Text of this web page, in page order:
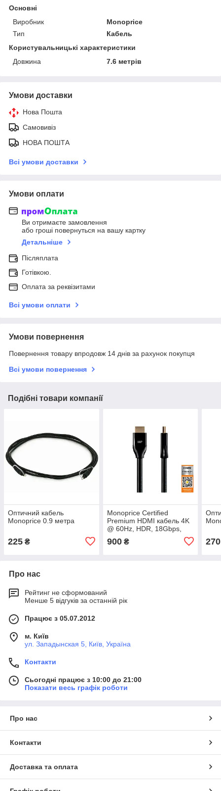
Основні
Виробник
Monoprice
Тип
Кабель
Користувальницькі характеристики
Довжина
7.6 метрів
Умови доставки
Нова Пошта
Самовивіз
НОВА ПОШТА
Всі умови доставки
Умови оплати
Ви отримаєте замовлення
або гроші повернуться на вашу картку
Детальніше
Післяплата
Готівкою.
Оплата за реквізитами
Всі умови оплати
Умови повернення
Повернення товару впродовж 14 днів за рахунок покупця
Всі умови повернення
Подібні товари компанії
Оптичний кабель
Monoprice 0.9 метра
225 ₴
Monoprice Certified
Premium HDMI кабель 4K
@ 60Hz, HDR, 18Gbps,
900₴ 270
Про нас
Рейтинг не сформований
Менше 5 відгуків за останній рік
Працює з 05.07.2012
м. Київ
ул. Западынская 5, Київ, Україна
Контакти
Сьогодні працює з 10:00 до 21:00
Показати весь графік роботи
Про нас
Контакти
Доставка та оплата